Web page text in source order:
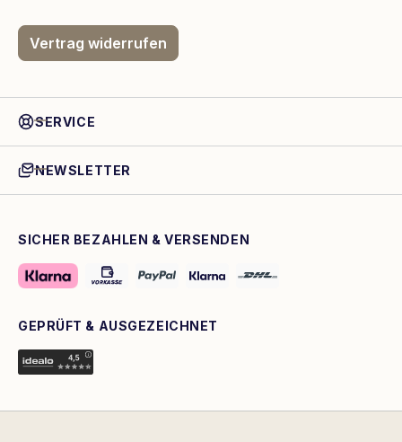
Vertrag widerrufen
SERVICE
NEWSLETTER
SICHER BEZAHLEN & VERSENDEN
GEPRÜFT & AUSGEZEICHNET